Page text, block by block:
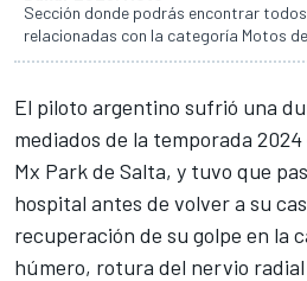
Sección donde podrás encontrar
relacionadas con la categoría Motos
El piloto argentino sufrió una
mediados de la temporada
Mx Park de Salta, y tuvo que
hospital antes de volver a su
recuperación de su golpe en la
húmero, rotura del nervio radial